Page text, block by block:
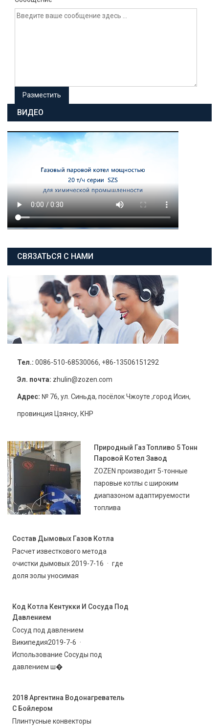
ВИДЕО
СВЯЗАТЬСЯ С НАМИ
Тел.: 0086-510-68530066, +86-13506151292
Эл. почта: zhulin@zozen.com
Адрес: № 76, ул. Синьда, посёлок Чжоуте ,город Исин,
провинция Цзянсу, КНР
Природный Газ Топливо 5 Тонн
Паровой Котел Завод
ZOZEN производит 5-тонные
паровые котлы с широким
диапазоном адаптируемости
топлива
Состав Дымовых Газов Котла
Расчет известкового метода
очистки дымовых 2019-7-16 · где
доля золы уносимая
Код Котла Кентукки И Сосуда Под
Давлением
Сосуд под давлением
Википедия2019-7-6 ·
Использование Сосуды под
давлением ш�
2018 Аргентина Водонагреватель
С Бойлером
Плинтусные конвекторы